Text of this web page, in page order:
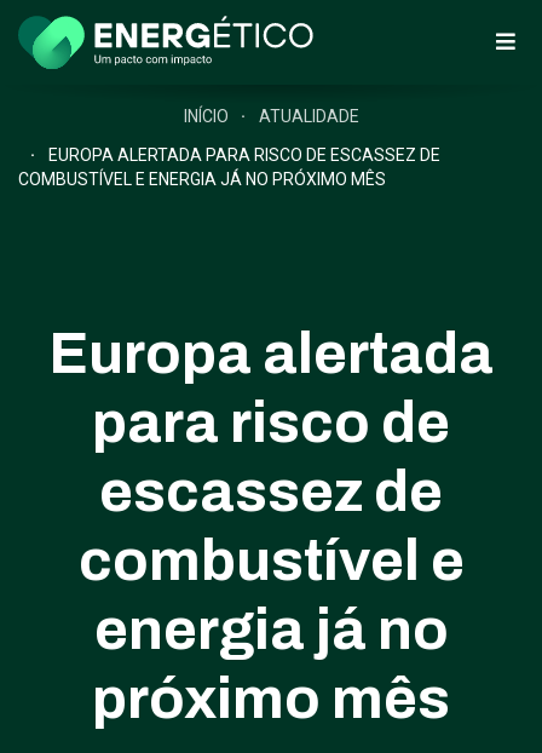
INÍCIO
ATUALIDADE
EUROPA ALERTADA PARA RISCO DE ESCASSEZ DE
COMBUSTÍVEL E ENERGIA JÁ NO PRÓXIMO MÊS
Europa alertada
para risco de
escassez de
combustível e
energia já no
próximo mês